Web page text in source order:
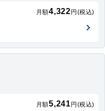
月額4,322 円(税込)
月額5,241 円(税込)